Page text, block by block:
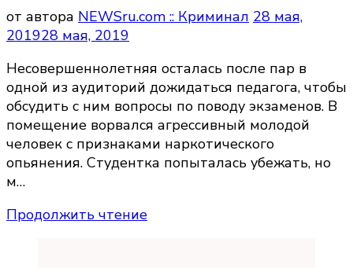
от автора NEWSru.com :: Криминал 28 мая,
201928 мая, 2019
Несовершеннолетняя осталась после пар в
одной из аудиторий дожидаться педагога, чтобы
обсудить с ним вопросы по поводу экзаменов. В
помещение ворвался агрессивный молодой
человек с признаками наркотического
опьянения. Студентка попыталась убежать, но
м…
Продолжить чтение